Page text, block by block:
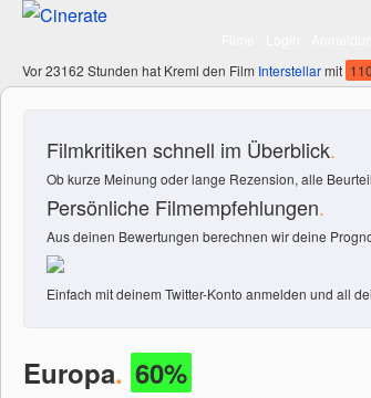
Vor 23162 Stunden hat Kreml den Film Interstellarmit
Filmkritiken schnell im Überblick.
Ob kurze Meinung oder lange Rezension, alle
Persönliche Filmempfehlungen.
Aus deinen Bewertungen berechnen wir deine
Einfach mit deinem Twitter-Konto anmelden und all
Europa. 60%